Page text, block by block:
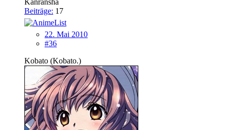
Beiträge: 17
22. Mai 2010
#36
Kobato (Kobato.)